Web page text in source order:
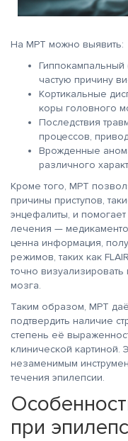
На МРТ можно выявить:
частую причину
Кортикальные
коры головного
Последствия
процессов,
Врожденные
различного
Кроме того, МРТ
причины приступов,
энцефалиты, и
лечения —
ценна информация,
режимов, таких как
точно визуализировать
мозга.
Таким образом, МРТ
подтвердить наличие
степень её
клинической картиной.
незаменимым
течения эпилепсии.
при